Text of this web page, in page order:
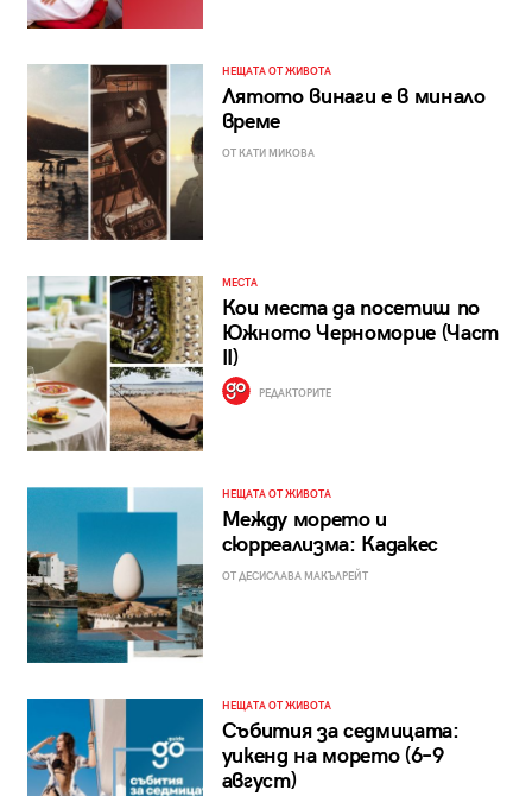
НЕЩАТА ОТ ЖИВОТА
Лятото винаги е в минало
време
ОТ КАТИ МИКОВА
МЕСТА
Кои места да посетиш по
Южното Черноморие (Част
II)
РЕДАКТОРИТЕ
НЕЩАТА ОТ ЖИВОТА
Между морето и
сюрреализма: Кадакес
ОТ ДЕСИСЛАВА МАКЪЛРЕЙТ
НЕЩАТА ОТ ЖИВОТА
Събития за седмицата:
уикенд на морето (6–9
август)